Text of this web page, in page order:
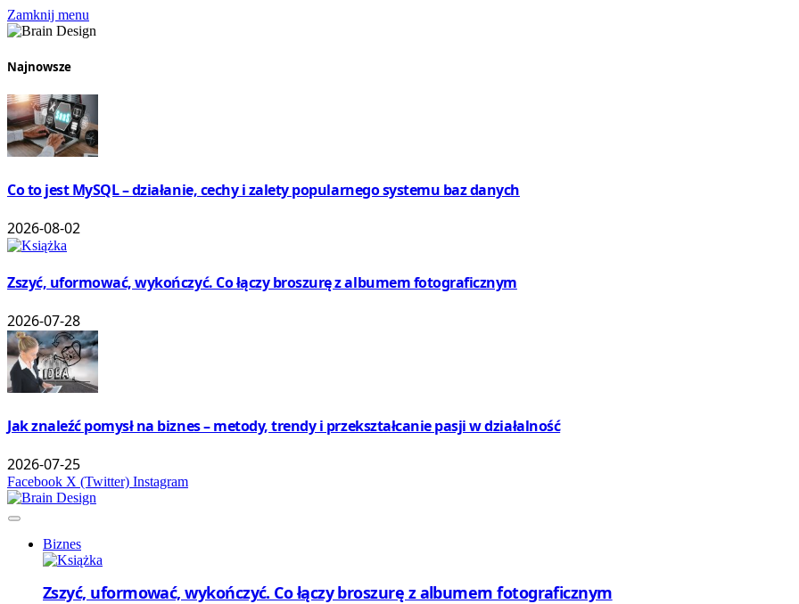
Zamknij menu
Najnowsze
Co to jest MySQL – działanie, cechy i zalety popularnego systemu baz danych
2026-08-02
Zszyć, uformować, wykończyć. Co łączy broszurę z albumem fotograficznym
2026-07-28
Jak znaleźć pomysł na biznes – metody, trendy i przekształcanie pasji w działalność
2026-07-25
Facebook X (Twitter) Instagram
Biznes
Zszyć, uformować, wykończyć. Co łączy broszurę z albumem fotograficznym